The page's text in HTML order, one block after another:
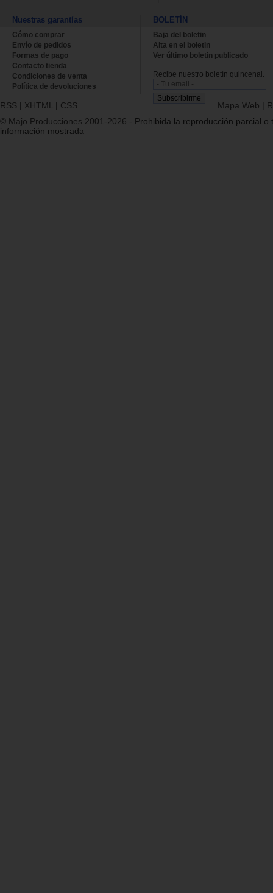
Nuestras garantías
Cómo comprar
Envío de pedidos
Formas de pago
Contacto tienda
Condiciones de venta
Política de devoluciones
BOLETÍN
Baja del boletin
Alta en el boletin
Ver último boletin publicado
Recibe nuestro boletín quincenal.
RSS | XHTML | CSS Mapa Web |
© Majo Producciones 2001-2026 - Prohibida la reproducción parcial o
información mostrada